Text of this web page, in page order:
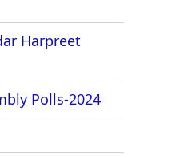
Harpreet
Polls-2024